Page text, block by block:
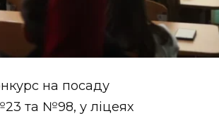
на посаду
та №98, у ліцеях